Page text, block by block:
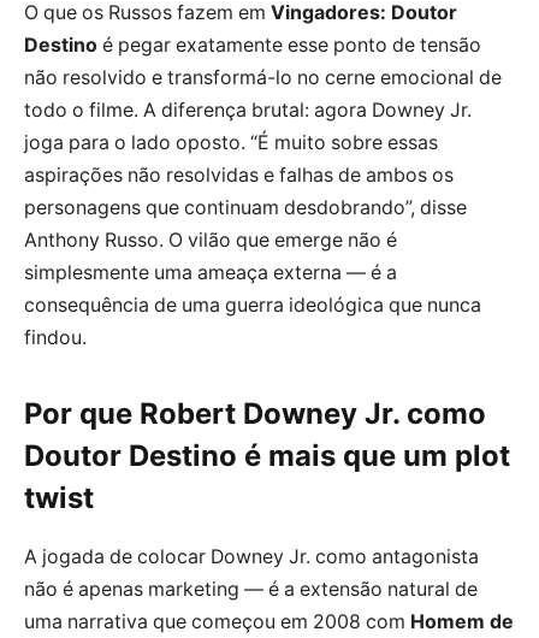
O que os Russos fazem em Vingadores: Doutor
Destino é pegar exatamente esse ponto de tensão
não resolvido e transformá-lo no cerne emocional de
todo o filme. A diferença brutal: agora Downey Jr.
joga para o lado oposto. “É muito sobre essas
aspirações não resolvidas e falhas de ambos os
personagens que continuam desdobrando”, disse
Anthony Russo. O vilão que emerge não é
simplesmente uma ameaça externa — é a
consequência de uma guerra ideológica que nunca
findou.
Por que Robert Downey Jr. como
Doutor Destino é mais que um plot
twist
A jogada de colocar Downey Jr. como antagonista
não é apenas marketing — é a extensão natural de
uma narrativa que começou em 2008 com Homem de